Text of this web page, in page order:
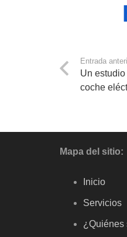
Entrada
Un
coche
Mapa del sitio:
Inicio
Servicios
¿Quiénes